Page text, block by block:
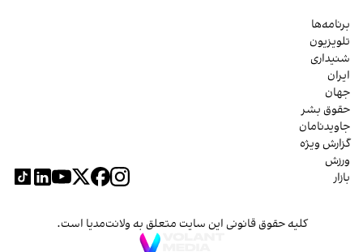
برنامه‌ها
تلویزیون
شنیداری
ایران
جهان
حقوق بشر
جاویدنامان
گزارش ویژه
ورزش
بازار
کلیه حقوق قانونی این سایت متعلق به ولانت‌مدیا است.